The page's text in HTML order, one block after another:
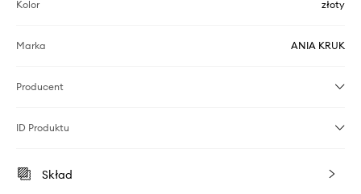
Kolor złoty
Marka ANIA KRUK
Producent
ID Produktu
Skład